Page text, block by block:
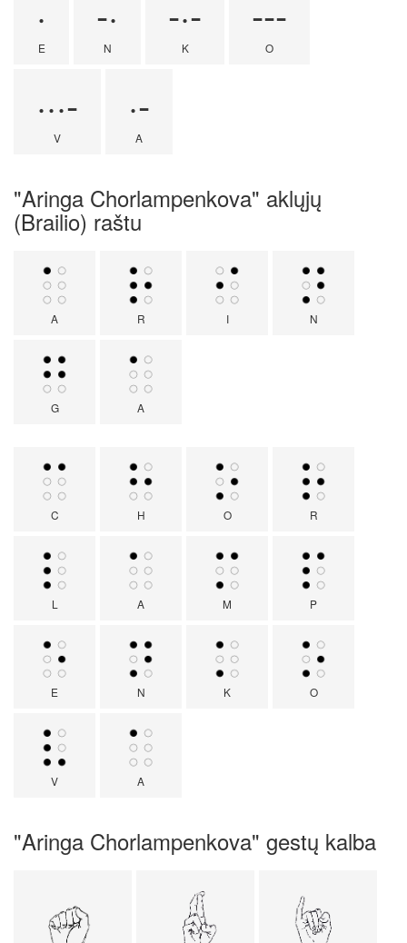
·
E
-·
N
-·-
K
---
O
···-
V
·-
A
"Aringa Chorlampenkova" aklųjų
(Brailio) raštu
A R I N
G A
C H O R
L A M P
E N K O
V A
"Aringa Chorlampenkova" gestų kalba